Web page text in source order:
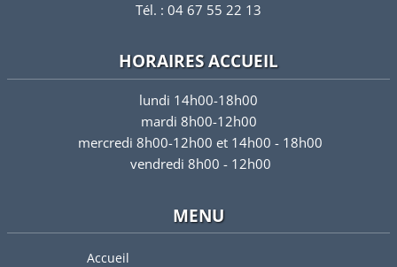
Tél. : 04 67 55 22 13
HORAIRES ACCUEIL
lundi 14h00-18h00
mardi 8h00-12h00
mercredi 8h00-12h00 et 14h00 - 18h00
vendredi 8h00 - 12h00
MENU
Accueil